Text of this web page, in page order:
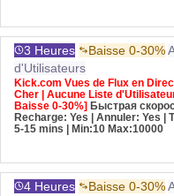
3 Heures Baisse 0-30%
d'Utilisateurs
Kick.com Vues de Flux en
Cher | Aucune Liste
Baisse 0-30%] Быстрая
Recharge: Yes | Annuler: Yes |
5-15 mins
| Min:10 Max:10000
4 Heures Baisse 0-30%